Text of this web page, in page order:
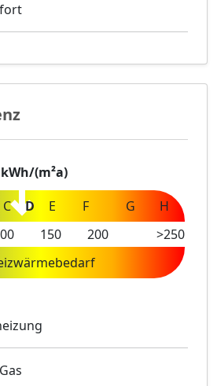
C D E F G H
kWh/(m²a)
150 200
>250